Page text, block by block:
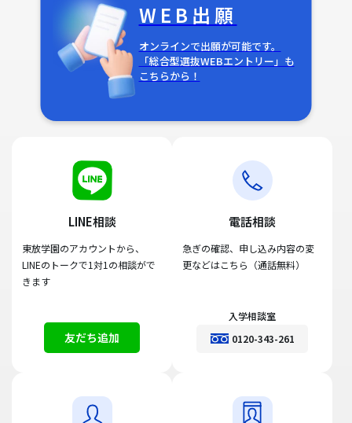
WEB出願
オンラインで出願が可能です。
「総合型選抜WEBエントリー」も
こちらから！
LINE相談
東放学園のアカウントから、
LINEのトークで1対1の相談がで
きます
友だち追加
電話相談
急ぎの確認、申し込み内容の変
更などはこちら（通話無料）
入学相談室
0120-343-261